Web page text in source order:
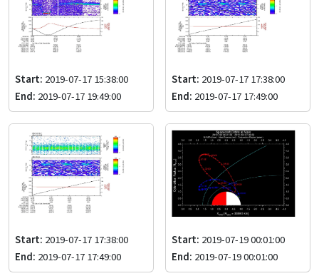
Start: 2019-07-17 15:38:00
End: 2019-07-17 19:49:00
Start: 2019-07-17 17:38:00
End: 2019-07-17 17:49:00
Start: 2019-07-17 17:38:00
End: 2019-07-17 17:49:00
Start: 2019-07-19 00:01:00
End: 2019-07-19 00:01:00